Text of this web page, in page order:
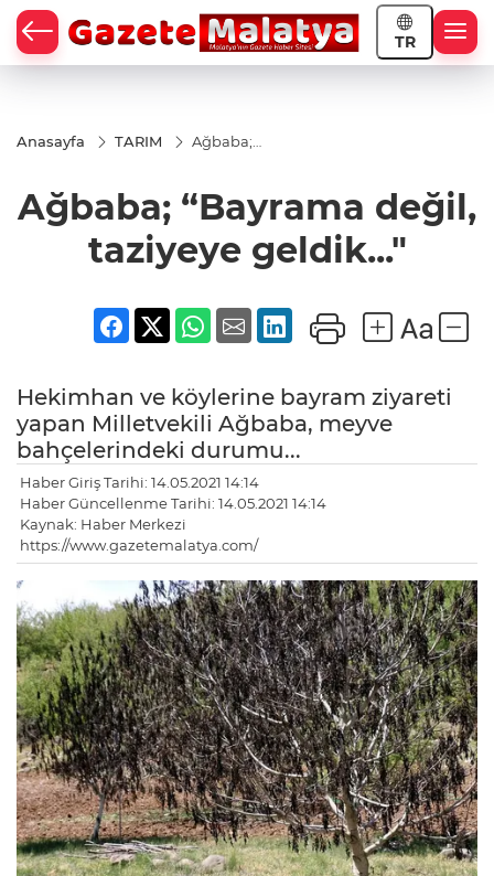
TR
Anasayfa TARIM
Ağbaba;
taziyeye
geldik..."
Ağbaba; “Bayrama değil,
taziyeye geldik..."
Hekimhan ve köylerine bayram ziyareti
yapan Milletvekili Ağbaba, meyve
bahçelerindeki durumu...
Haber Giriş Tarihi: 14.05.2021 14:14
Haber Güncellenme Tarihi: 14.05.2021 14:14
Kaynak: Haber Merkezi
https://www.gazetemalatya.com/